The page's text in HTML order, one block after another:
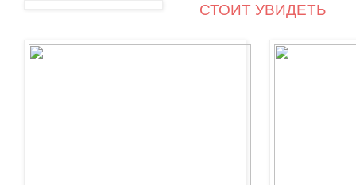
СТОИТ УВИДЕТЬ